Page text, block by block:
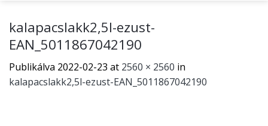
kalapacslakk2,5l-ezust-
EAN_5011867042190
Publikálva 2022-02-23 at 2560 × 2560 in
kalapacslakk2,5l-ezust-EAN_5011867042190